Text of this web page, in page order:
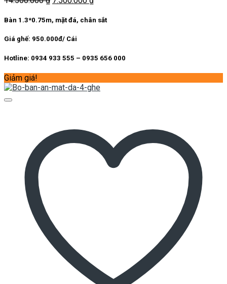
là:
tại
Bàn 1.3*0.75m, mặt đá, chân sắt
Giá ghế: 950.000đ/ Cái
Hotline: 0934 933 555 – 0935 656 000
Giảm giá!